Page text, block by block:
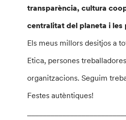
transparència, cultura
centralitat del planeta i les
Els meus millors desitjos a
Etica, persones
organitzacions. Seguim
Festes autèntiques!